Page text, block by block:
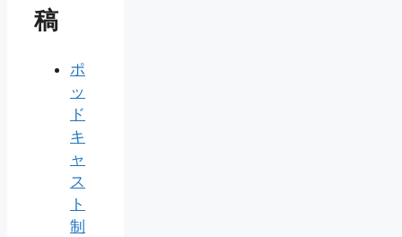
稿
ポ
ッ
ド
キ
ャ
ス
ト
制